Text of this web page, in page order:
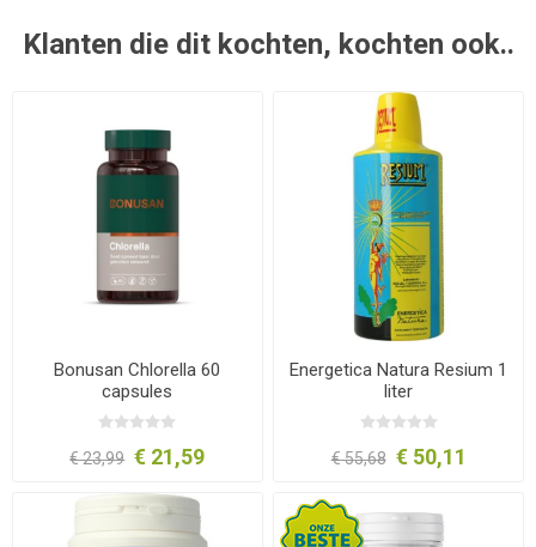
Klanten die dit kochten, kochten ook..
Bonusan Chlorella 60
capsules
€ 23,99 € 21,59
Energetica Natura Resium 1
liter
€ 55,68 € 50,11